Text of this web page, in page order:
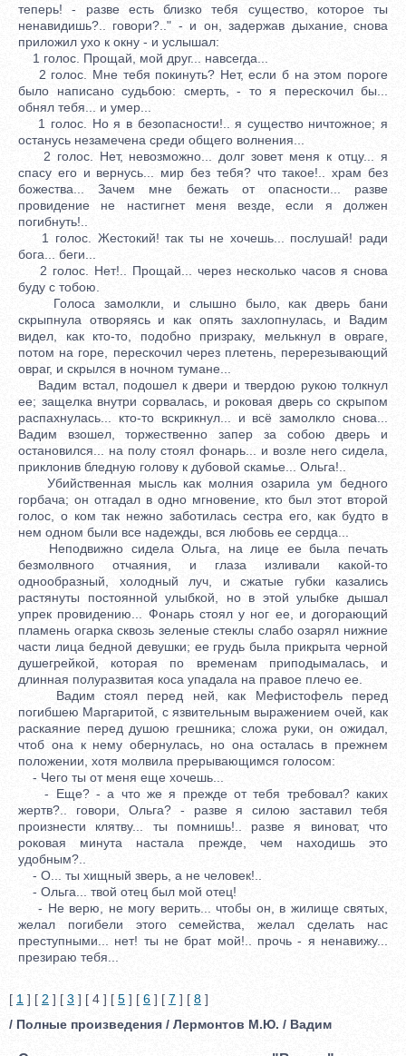
теперь! - разве есть близко тебя существо, которое ты
ненавидишь?.. говори?.." - и он, задержав дыхание, снова
приложил ухо к окну - и услышал:
1 голос. Прощай, мой друг... навсегда...
2 голос. Мне тебя покинуть? Нет, если б на этом пороге
было написано судьбою: смерть, - то я перескочил бы...
обнял тебя... и умер...
1 голос. Но я в безопасности!.. я существо ничтожное; я
останусь незамечена среди общего волнения...
2 голос. Нет, невозможно... долг зовет меня к отцу... я
спасу его и вернусь... мир без тебя? что такое!.. храм без
божества... Зачем мне бежать от опасности... разве
провидение не настигнет меня везде, если я должен
погибнуть!..
1 голос. Жестокий! так ты не хочешь... послушай! ради
бога... беги...
2 голос. Нет!.. Прощай... через несколько часов я снова
буду с тобою.
Голоса замолкли, и слышно было, как дверь бани
скрыпнула отворяясь и как опять захлопнулась, и Вадим
видел, как кто-то, подобно призраку, мелькнул в овраге,
потом на горе, перескочил через плетень, перерезывающий
овраг, и скрылся в ночном тумане...
Вадим встал, подошел к двери и твердою рукою толкнул
ее; защелка внутри сорвалась, и роковая дверь со скрыпом
распахнулась... кто-то вскрикнул... и всё замолкло снова...
Вадим взошел, торжественно запер за собою дверь и
остановился... на полу стоял фонарь... и возле него сидела,
приклонив бледную голову к дубовой скамье... Ольга!..
Убийственная мысль как молния озарила ум бедного
горбача; он отгадал в одно мгновение, кто был этот второй
голос, о ком так нежно заботилась сестра его, как будто в
нем одном были все надежды, вся любовь ее сердца...
Неподвижно сидела Ольга, на лице ее была печать
безмолвного отчаяния, и глаза изливали какой-то
однообразный, холодный луч, и сжатые губки казались
растянуты постоянной улыбкой, но в этой улыбке дышал
упрек провидению... Фонарь стоял у ног ее, и догорающий
пламень огарка сквозь зеленые стеклы слабо озарял нижние
части лица бедной девушки; ее грудь была прикрыта черной
душегрейкой, которая по временам приподымалась, и
длинная полуразвитая коса упадала на правое плечо ее.
Вадим стоял перед ней, как Мефистофель перед
погибшею Маргаритой, с язвительным выражением очей, как
раскаяние перед душою грешника; сложа руки, он ожидал,
чтоб она к нему обернулась, но она осталась в прежнем
положении, хотя молвила прерывающимся голосом:
- Чего ты от меня еще хочешь...
- Еще? - а что же я прежде от тебя требовал? каких
жертв?.. говори, Ольга? - разве я силою заставил тебя
произнести клятву... ты помнишь!.. разве я виноват, что
роковая минута настала прежде, чем находишь это
удобным?..
- О... ты хищный зверь, а не человек!..
- Ольга... твой отец был мой отец!
- Не верю, не могу верить... чтобы он, в жилище святых,
желал погибели этого семейства, желал сделать нас
преступными... нет! ты не брат мой!.. прочь - я ненавижу...
презираю тебя...
[ 1 ] [ 2 ] [ 3 ] [ 4 ] [ 5 ] [ 6 ] [ 7 ] [ 8 ]
/ Полные произведения / Лермонтов М.Ю. / Вадим